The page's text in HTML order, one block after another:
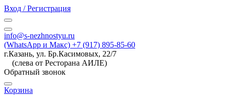
Вход / Регистрация
info@s-nezhnostyu.ru
(WhatsApp и Макс) +7 (917) 895-85-60
г.Казань, ул. Бр.Касимовых, 22/7
(слева от Ресторана АИЛЕ)
Обратный звонок
Корзина